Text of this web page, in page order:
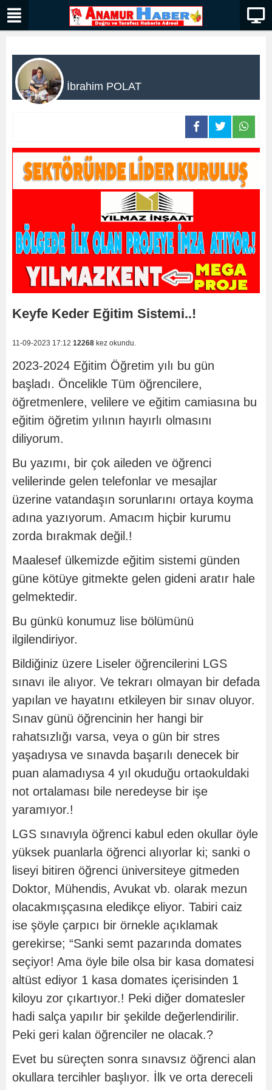
İbrahim POLAT
Keyfe Keder Eğitim Sistemi..!
11-09-2023 17:12 12268 kez okundu.
2023-2024 Eğitim Öğretim yılı bu gün
başladı. Öncelikle Tüm öğrencilere,
öğretmenlere, velilere ve eğitim camiasına bu
eğitim öğretim yılının hayırlı olmasını
diliyorum.
Bu yazımı, bir çok aileden ve öğrenci
velilerinde gelen telefonlar ve mesajlar
üzerine vatandaşın sorunlarını ortaya koyma
adına yazıyorum. Amacım hiçbir kurumu
zorda bırakmak değil.!
Maalesef ülkemizde eğitim sistemi günden
güne kötüye gitmekte gelen gideni aratır hale
gelmektedir.
Bu günkü konumuz lise bölümünü
ilgilendiriyor.
Bildiğiniz üzere Liseler öğrencilerini LGS
sınavı ile alıyor. Ve tekrarı olmayan bir defada
yapılan ve hayatını etkileyen bir sınav oluyor.
Sınav günü öğrencinin her hangi bir
rahatsızlığı varsa, veya o gün bir stres
yaşadıysa ve sınavda başarılı denecek bir
puan alamadıysa 4 yıl okuduğu ortaokuldaki
not ortalaması bile neredeyse bir işe
yaramıyor.!
LGS sınavıyla öğrenci kabul eden okullar öyle
yüksek puanlarla öğrenci alıyorlar ki; sanki o
liseyi bitiren öğrenci üniversiteye gitmeden
Doktor, Mühendis, Avukat vb. olarak mezun
olacakmışçasına eledikçe eliyor. Tabiri caiz
ise şöyle çarpıcı bir örnekle açıklamak
gerekirse; “Sanki semt pazarında domates
seçiyor! Ama öyle bile olsa bir kasa domatesi
altüst ediyor 1 kasa domates içerisinden 1
kiloyu zor çıkartıyor.! Peki diğer domatesler
hadi salça yapılır bir şekilde değerlendirilir.
Peki geri kalan öğrenciler ne olacak.?
Evet bu süreçten sonra sınavsız öğrenci alan
okullara tercihler başlıyor. İlk ve orta dereceli